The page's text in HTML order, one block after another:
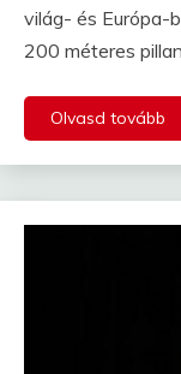
világ- és Európa-
200 méteres
Olvasd tovább